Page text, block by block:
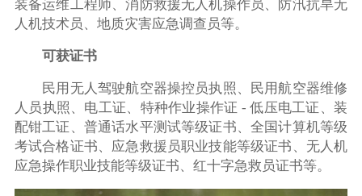
装备运维工程师、消防救援无人机操作员、防汛抗旱无
人机技术员、地质灾害应急调查员等。
可获证书
民用无人驾驶航空器操控员执照、民用航空器维修
人员执照、电工证、特种作业操作证 - 低压电工证、装
配钳工证、普通话水平测试等级证书、全国计算机等级
考试合格证书、应急救援员职业技能等级证书、无人机
应急操作职业技能等级证书、红十字急救员证书等。